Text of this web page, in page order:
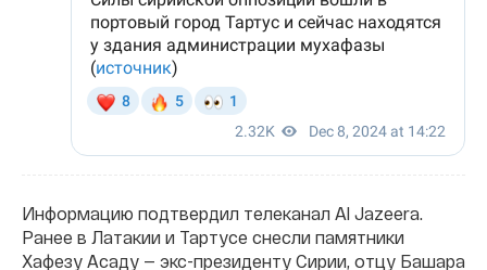
Информацию подтвердил телеканал Al Jazeera.
Ранее в Латакии и Тартусе снесли памятники
Хафезу Асаду — экс-президенту Сирии, отцу Башара